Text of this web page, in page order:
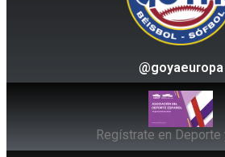
@goyaeuropa
Regístrate en Deporte